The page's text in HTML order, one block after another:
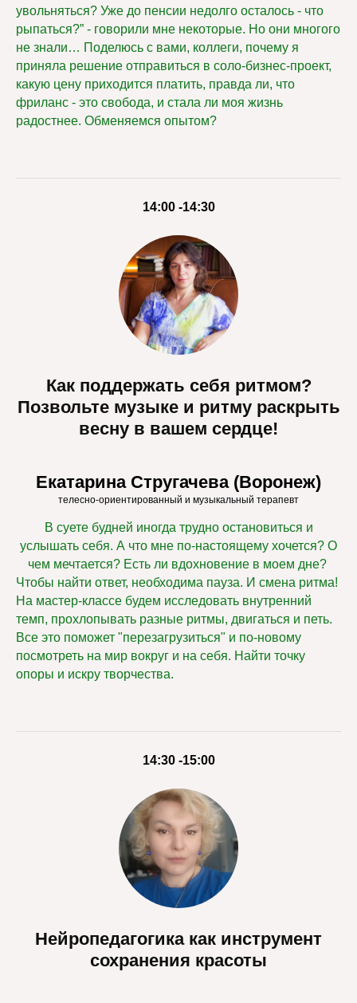
увольняться? Уже до пенсии недолго осталось - что
рыпаться?” - говорили мне некоторые. Но они многого
не знали… Поделюсь с вами, коллеги, почему я
приняла решение отправиться в соло-бизнес-проект,
какую цену приходится платить, правда ли, что
фриланс - это свобода, и стала ли моя жизнь
радостнее. Обменяемся опытом?
14:00 -14:30
Как поддержать себя ритмом?
Позвольте музыке и ритму раскрыть
весну в вашем сердце!
Екатарина Стругачева (Воронеж)
телесно-ориентированный и музыкальный терапевт
В суете будней иногда трудно остановиться и
услышать себя. А что мне по-настоящему хочется? О
чем мечтается? Есть ли вдохновение в моем дне?
Чтобы найти ответ, необходима пауза. И смена ритма!
На мастер-классе будем исследовать внутренний
темп, прохлопывать разные ритмы, двигаться и петь.
Все это поможет "перезагрузиться" и по-новому
посмотреть на мир вокруг и на себя. Найти точку
опоры и искру творчества.
14:30 -15:00
Нейропедагогика как инструмент
сохранения красоты